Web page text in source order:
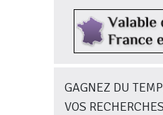
GAGNEZ DU
VOS RECHERCHES